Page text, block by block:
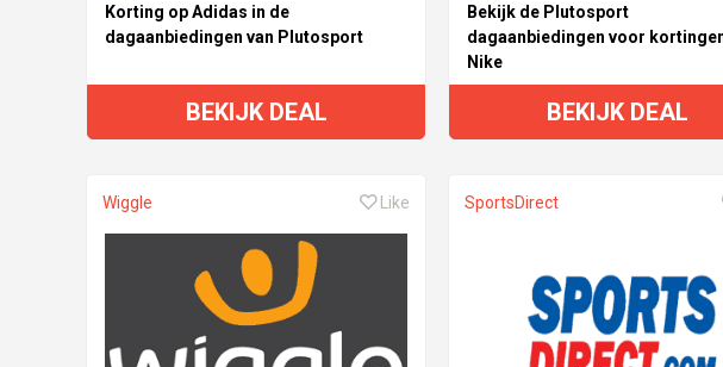
Korting op Adidas in de
dagaanbiedingen van Plutosport
BEKIJK DEAL
Bekijk de Plutosport
dagaanbiedingen voor
Nike
BEKIJK DEAL
Wiggle Like SportsDirect